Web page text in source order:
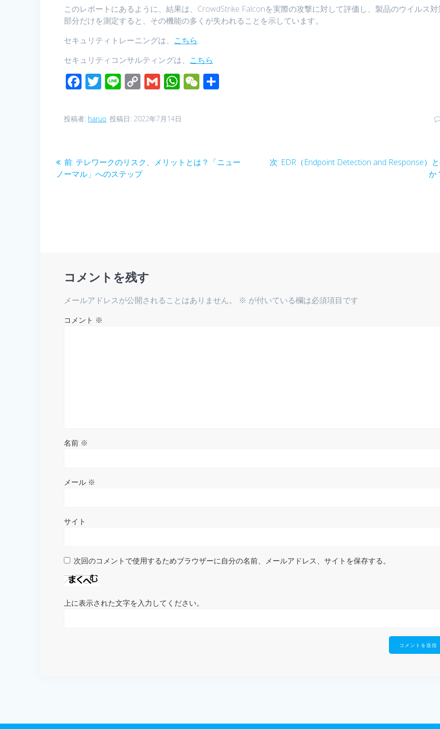
このレポートにあるように、結果は、CrowdStrike Falconを実際の攻撃に対して評価し、製品のウイルス対
部分だけを測定すると、その機能の多くが失われることを示しています。
セキュリティトレーニングは、 こちら
セキュリティコンサルティングは、 こちら
F
e
b
o
k
T
tt
er
Li
e
C
p
y
n
k
G
ail
W
at
s
p
W
投稿者: haruo 投稿日: 2022年7月14日
投
稿
前: 前
の
テレワークのリスク、メリットとは？「ニュー
ノーマル」へのステップ
次: 次
EDR（Endpoint Detection and Response）
か
コメントを残す
メールアドレスが公開されることはありません。 ※ が付いている欄は必須項目です
コメント ※
名前 ※
メール ※
サイト
次回のコメントで使用するためブラウザーに自分の名前、メールアドレス、サイトを保存する。
上に表示された文字を入力してください。